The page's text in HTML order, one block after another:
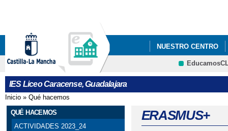
NUESTRO CENTRO
PROGRAMACIÓN
ESPAÑA SUMA
IES Liceo Caracense, Guadalajara
Se encuentra usted aquí
Inicio » Qué hacemos
QUÉ HACEMOS
ACTIVIDADES 2023_24
ERASMUS+